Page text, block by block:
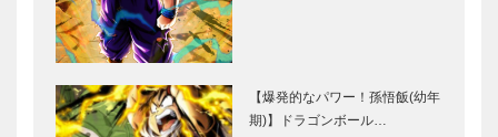
【爆発的なパワー！孫悟飯(幼年
期)】ドラゴンボール…